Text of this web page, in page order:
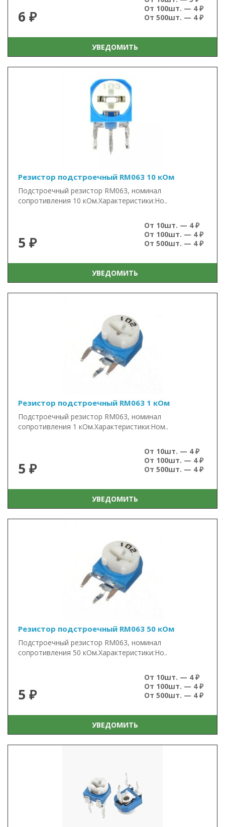
6 ₽
От 100шт. — 4 ₽
От 500шт. — 4 ₽
УВЕДОМИТЬ
Резистор подстроечный RM063 10 кОм
Подстроечный резистор RM063, номинал
сопротивления 10 кОм.Характеристики:Но..
5 ₽
От 10шт. — 4 ₽
От 100шт. — 4 ₽
От 500шт. — 4 ₽
УВЕДОМИТЬ
Резистор подстроечный RM063 1 кОм
Подстроечный резистор RM063, номинал
сопротивления 1 кОм.Характеристики:Ном..
5 ₽
От 10шт. — 4 ₽
От 100шт. — 4 ₽
От 500шт. — 4 ₽
УВЕДОМИТЬ
Резистор подстроечный RM063 50 кОм
Подстроечный резистор RM063, номинал
сопротивления 50 кОм.Характеристики:Но..
5 ₽
От 10шт. — 4 ₽
От 100шт. — 4 ₽
От 500шт. — 4 ₽
УВЕДОМИТЬ